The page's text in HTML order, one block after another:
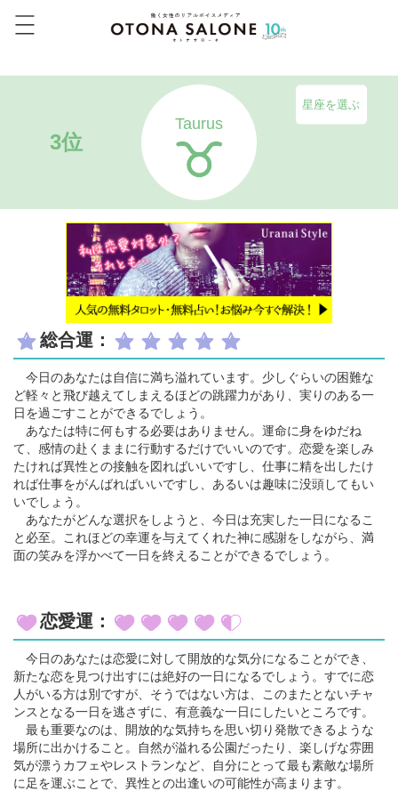
3位
Taurus
星座を選ぶ
総合運：
今日のあなたは自信に満ち溢れています。少しぐらいの困難な
ど軽々と飛び越えてしまえるほどの跳躍力があり、実りのある一
日を過ごすことができるでしょう。
あなたは特に何もする必要はありません。運命に身をゆだね
て、感情の赴くままに行動するだけでいいのです。恋愛を楽しみ
たければ異性との接触を図ればいいですし、仕事に精を出したけ
れば仕事をがんばればいいですし、あるいは趣味に没頭してもい
いでしょう。
あなたがどんな選択をしようと、今日は充実した一日になるこ
と必至。これほどの幸運を与えてくれた神に感謝をしながら、満
面の笑みを浮かべて一日を終えることができるでしょう。
恋愛運：
今日のあなたは恋愛に対して開放的な気分になることができ、
新たな恋を見つけ出すには絶好の一日になるでしょう。すでに恋
人がいる方は別ですが、そうではない方は、このまたとないチャ
ンスとなる一日を逃さずに、有意義な一日にしたいところです。
最も重要なのは、開放的な気持ちを思い切り発散できるような
場所に出かけること。自然が溢れる公園だったり、楽しげな雰囲
気が漂うカフェやレストランなど、自分にとって最も素敵な場所
に足を運ぶことで、異性との出逢いの可能性が高まります。